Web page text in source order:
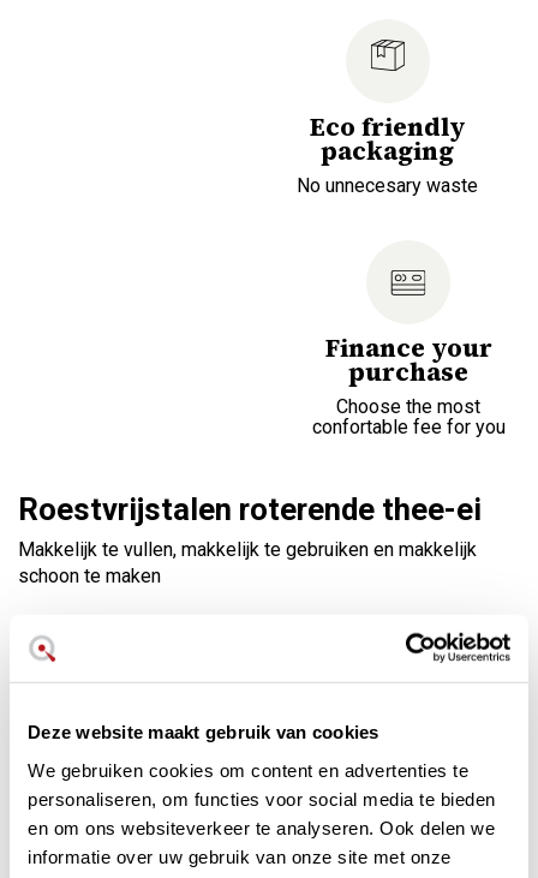
Deze website maakt gebruik van cookies
We gebruiken cookies om content en advertenties te
personaliseren, om functies voor social media te bieden
en om ons websiteverkeer te analyseren. Ook delen we
informatie over uw gebruik van onze site met onze
Eco friendly
packaging
No unnecesary waste
Finance your
purchase
Choose the most
confortable fee for you
Roestvrijstalen roterende thee-ei
Makkelijk te vullen, makkelijk te gebruiken en makkelijk
schoon te maken
om te openen, draait om te sluiten
Vaatwasmachinebestendig
Preparate un té con facilidad, a tu
medida